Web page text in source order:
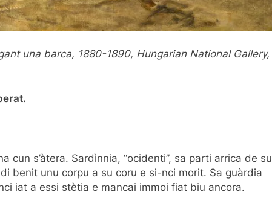
una barca, 1880-1890, Hungarian National Gallery,
cun s’àtera. Sardìnnia, “ocidenti”, sa parti arrica de su
benit unu corpu a su coru e si-nci morit. Sa guàrdia
iat a essi stètia e mancai immoi fiat biu ancora.